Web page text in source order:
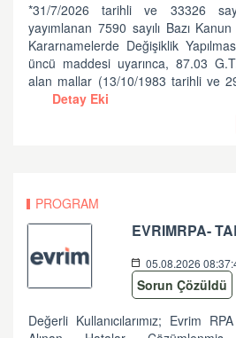
*31/7/2026 tarihli ve 33326
yayımlanan 7590 sayılı Bazı
Kararnamelerde Değişiklik
üncü maddesi uyarınca, 87.03
alan mallar (13/10/1983 tarihli ve
Detay Eki
PROGRAM
05.08.2026
Sorun Çözüldü
Değerli Kullanıcılarımız; Evrim